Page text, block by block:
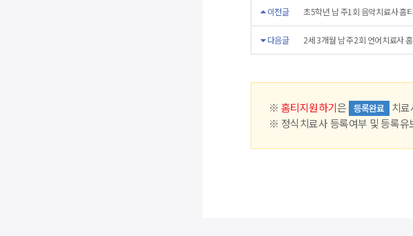
이전글 초5학년 남 주1회 음악치료사 홈
다음글 2세 3개월 남 주2회 언어치료사
※ 홈티지원하기은 등록완료
치
※ 정식치료사 등록여부 및 등록유